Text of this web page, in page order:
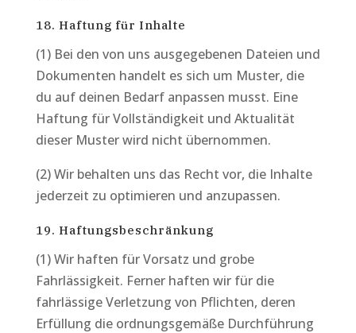
18. Haftung für Inhalte
(1) Bei den von uns ausgegebenen Dateien und
Dokumenten handelt es sich um Muster, die
du auf deinen Bedarf anpassen musst. Eine
Haftung für Vollständigkeit und Aktualität
dieser Muster wird nicht übernommen.
(2) Wir behalten uns das Recht vor, die Inhalte
jederzeit zu optimieren und anzupassen.
19. Haftungsbeschränkung
(1) Wir haften für Vorsatz und grobe
Fahrlässigkeit. Ferner haften wir für die
fahrlässige Verletzung von Pflichten, deren
Erfüllung die ordnungsgemäße Durchführung